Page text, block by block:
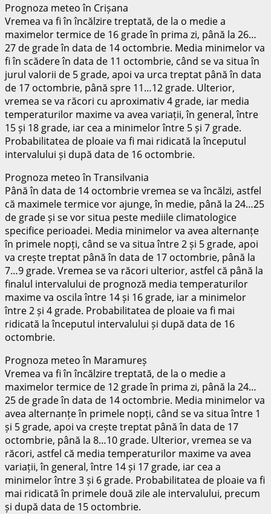
Prognoza meteo în Crișana
Vremea va fi în încălzire treptată, de la o medie a
maximelor termice de 16 grade în prima zi, până la 26…
27 de grade în data de 14 octombrie. Media minimelor va
fi în scădere în data de 11 octombrie, când se va situa în
jurul valorii de 5 grade, apoi va urca treptat până în data
de 17 octombrie, până spre 11…12 grade. Ulterior,
vremea se va răcori cu aproximativ 4 grade, iar media
temperaturilor maxime va avea variații, în general, între
15 și 18 grade, iar cea a minimelor între 5 și 7 grade.
Probabilitatea de ploaie va fi mai ridicată la începutul
intervalului și după data de 16 octombrie.
Prognoza meteo în Transilvania
Până în data de 14 octombrie vremea se va încălzi, astfel
că maximele termice vor ajunge, în medie, până la 24…25
de grade și se vor situa peste mediile climatologice
specifice perioadei. Media minimelor va avea alternanțe
în primele nopți, când se va situa între 2 și 5 grade, apoi
va crește treptat până în data de 17 octombrie, până la
7…9 grade. Vremea se va răcori ulterior, astfel că până la
finalul intervalului de prognoză media temperaturilor
maxime va oscila între 14 și 16 grade, iar a minimelor
între 2 și 4 grade. Probabilitatea de ploaie va fi mai
ridicată la începutul intervalului și după data de 16
octombrie.
Prognoza meteo în Maramureș
Vremea va fi în încălzire treptată, de la o medie a
maximelor termice de 12 grade în prima zi, până la 24…
25 de grade în data de 14 octombrie. Media minimelor va
avea alternanțe în primele nopți, când se va situa între 1
și 5 grade, apoi va crește treptat până în data de 17
octombrie, până la 8…10 grade. Ulterior, vremea se va
răcori, astfel că media temperaturilor maxime va avea
variații, în general, între 14 și 17 grade, iar cea a
minimelor între 3 și 6 grade. Probabilitatea de ploaie va fi
mai ridicată în primele două zile ale intervalului, precum
și după data de 15 octombrie.